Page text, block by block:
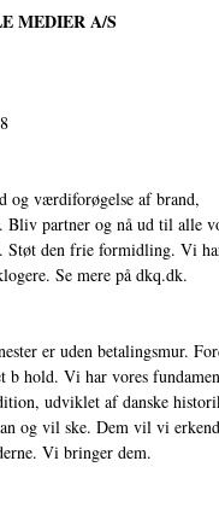
MEDIER A/S
og værdiforøgelse af brand,
Bliv partner og nå ud til alle
Støt den frie formidling. Vi
Se mere på dkq.dk.
er uden betalingsmur.
b hold. Vi har vores
udviklet af danske
og vil ske. Dem vil vi
Vi bringer dem.